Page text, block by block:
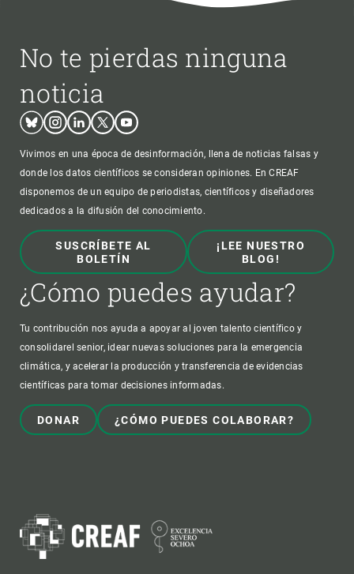
No te pierdas ninguna
noticia
BlueskyInstagram
LinkedinTwitterYoutube
Vivimos en una época de desinformación, llena de noticias falsas y
donde los datos científicos se consideran opiniones. En CREAF
disponemos de un equipo de periodistas, científicos y diseñadores
dedicados a la difusión del conocimiento.
SUSCRÍBETE AL
BOLETÍN
¡LEE NUESTRO
BLOG!
¿Cómo puedes ayudar?
Tu contribución nos ayuda a apoyar al joven talento científico y
consolidarel senior, idear nuevas soluciones para la emergencia
climática, y acelerar la producción y transferencia de evidencias
científicas para tomar decisiones informadas.
DONAR ¿CÓMO PUEDES COLABORAR?